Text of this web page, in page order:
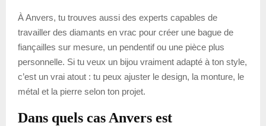
À Anvers, tu trouves aussi des experts capables de
travailler des diamants en vrac pour créer une bague de
fiançailles sur mesure, un pendentif ou une pièce plus
personnelle. Si tu veux un bijou vraiment adapté à ton style,
c’est un vrai atout : tu peux ajuster le design, la monture, le
métal et la pierre selon ton projet.
Dans quels cas Anvers est